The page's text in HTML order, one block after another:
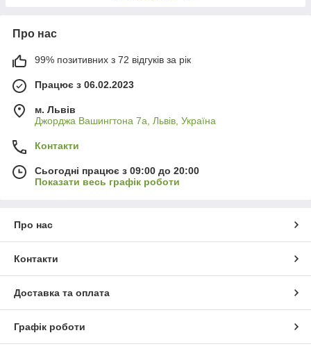
Про нас
99% позитивних з 72 відгуків за рік
Працює з 06.02.2023
м. Львів
Джорджа Вашингтона 7а, Львів, Україна
Контакти
Сьогодні працює з 09:00 до 20:00
Показати весь графік роботи
Про нас
Контакти
Доставка та оплата
Графік роботи